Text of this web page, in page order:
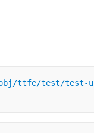
ttfe/test/test-